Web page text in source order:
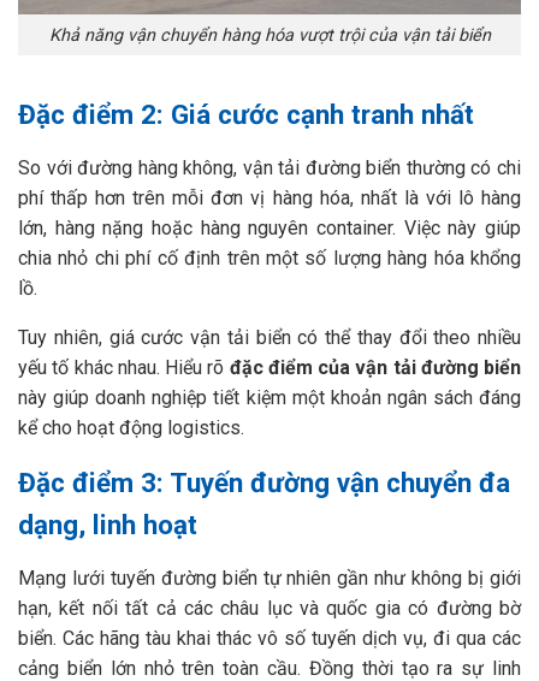
Khả năng vận chuyển hàng hóa vượt trội của vận tải biển
Đặc điểm 2: Giá cước cạnh tranh nhất
So với đường hàng không, vận tải đường biển thường có chi
phí thấp hơn trên mỗi đơn vị hàng hóa, nhất là với lô hàng
lớn, hàng nặng hoặc hàng nguyên container. Việc này giúp
chia nhỏ chi phí cố định trên một số lượng hàng hóa khổng
lồ.
Tuy nhiên, giá cước vận tải biển có thể thay đổi theo nhiều
yếu tố khác nhau. Hiểu rõ đặc điểm của vận tải đường biển
này giúp doanh nghiệp tiết kiệm một khoản ngân sách đáng
kể cho hoạt động logistics.
Đặc điểm 3: Tuyến đường vận chuyển đa
dạng, linh hoạt
Mạng lưới tuyến đường biển tự nhiên gần như không bị giới
hạn, kết nối tất cả các châu lục và quốc gia có đường bờ
biển. Các hãng tàu khai thác vô số tuyến dịch vụ, đi qua các
cảng biển lớn nhỏ trên toàn cầu. Đồng thời tạo ra sự linh